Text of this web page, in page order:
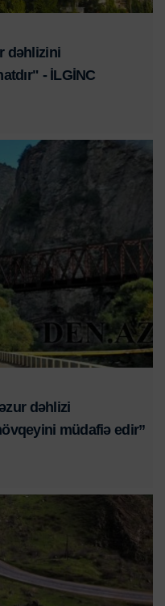
dəhlizini
- İLGİNC
dəhlizi
müdafiə edir”